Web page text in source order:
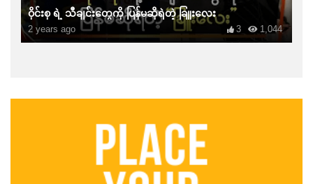
ဝိုင်းစု ရဲ့ သီချင်းတွေကို ပြန်မဆိုရဲတဲ့ ခြူးလေး
2 years ago 1,044
3